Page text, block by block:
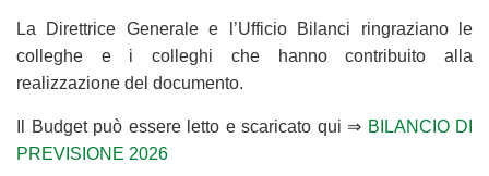
La Direttrice Generale e l’Ufficio Bilanci ringraziano le
colleghe e i colleghi che hanno contribuito alla
realizzazione del documento.
Il Budget può essere letto e scaricato qui ⇒ BILANCIO DI
PREVISIONE 2026